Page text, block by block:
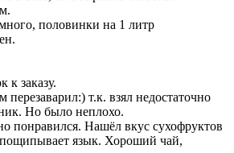
половинки на 1 литр
к заказу.
т.к. взял недостаточно
Но было неплохо.
понравился. Нашёл вкус сухофруктов
язык. Хороший чай,